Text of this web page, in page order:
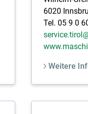
6020
Tel. 05 9 0
Weitere